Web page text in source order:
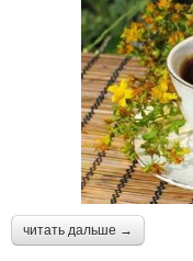
читать дальше →